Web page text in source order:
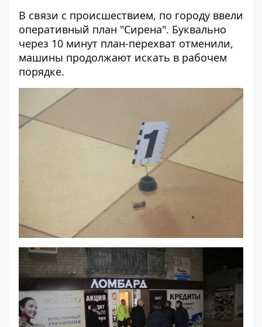
В связи с происшествием, по городу ввели
оперативный план "Сирена". Буквально
через 10 минут план-перехват отменили,
машины продолжают искать в рабочем
порядке.